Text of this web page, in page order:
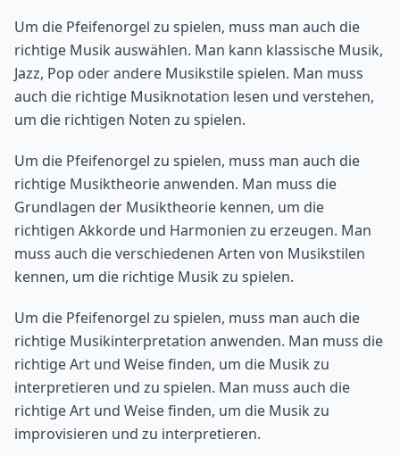
Um die Pfeifenorgel zu spielen, muss man auch die
richtige Musik auswählen. Man kann klassische Musik,
Jazz, Pop oder andere Musikstile spielen. Man muss
auch die richtige Musiknotation lesen und verstehen,
um die richtigen Noten zu spielen.
Um die Pfeifenorgel zu spielen, muss man auch die
richtige Musiktheorie anwenden. Man muss die
Grundlagen der Musiktheorie kennen, um die
richtigen Akkorde und Harmonien zu erzeugen. Man
muss auch die verschiedenen Arten von Musikstilen
kennen, um die richtige Musik zu spielen.
Um die Pfeifenorgel zu spielen, muss man auch die
richtige Musikinterpretation anwenden. Man muss die
richtige Art und Weise finden, um die Musik zu
interpretieren und zu spielen. Man muss auch die
richtige Art und Weise finden, um die Musik zu
improvisieren und zu interpretieren.